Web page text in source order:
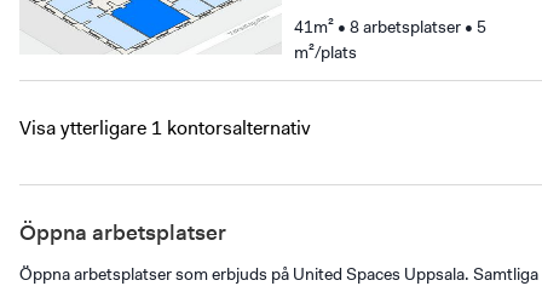
41m² • 8 arbetsplatser • 5
m²/plats
Visa ytterligare 1 kontorsalternativ
Öppna arbetsplatser
Öppna arbetsplatser som erbjuds på United Spaces Uppsala. Samtliga